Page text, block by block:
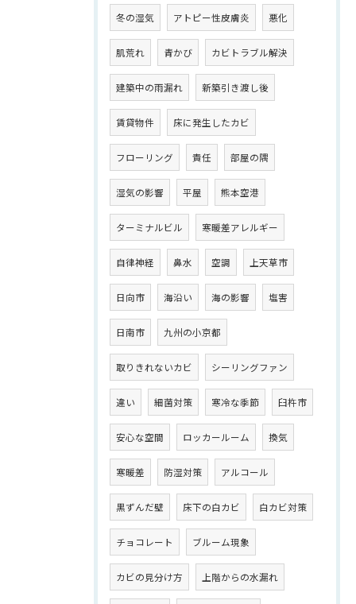
冬の湿気 アトピー性皮膚炎 悪化
肌荒れ 青かび カビトラブル解決
建築中の雨漏れ 新築引き渡し後
賃貸物件 床に発生したカビ
フローリング 責任 部屋の隅
湿気の影響 平屋 熊本空港
ターミナルビル 寒暖差アレルギー
自律神経 鼻水 空調 上天草市
日向市 海沿い 海の影響 塩害
日南市 九州の小京都
取りきれないカビ シーリングファン
違い 細菌対策 寒冷な季節 臼杵市
安心な空間 ロッカールーム 換気
寒暖差 防湿対策 アルコール
黒ずんだ壁 床下の白カビ 白カビ対策
チョコレート ブルーム現象
カビの見分け方 上階からの水漏れ